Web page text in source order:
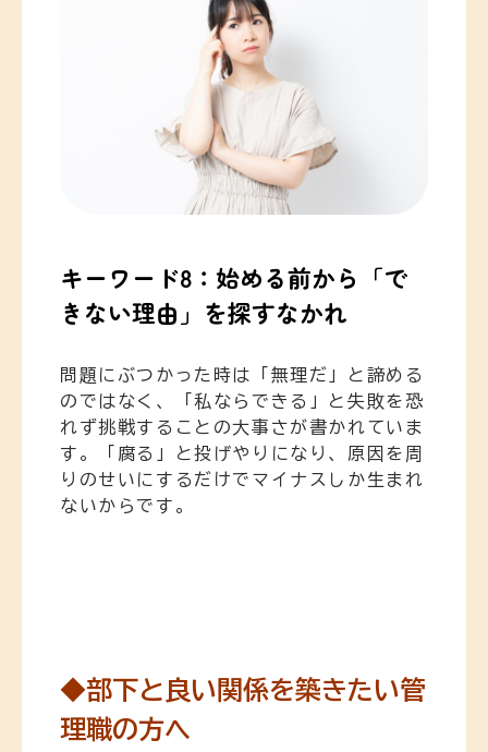
キーワード8：始める前から「で
きない理由」を探すなかれ
問題にぶつかった時は「無理だ」と諦める
のではなく、「私ならできる」と失敗を恐
れず挑戦することの大事さが書かれていま
す。「腐る」と投げやりになり、原因を周
りのせいにするだけでマイナスしか生まれ
ないからです。
◆部下と良い関係を築きたい管
理職の方へ